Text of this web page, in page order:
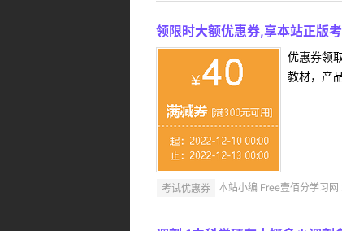
领限时大额优惠券,享本站正版
优惠券领
教材，产
考试优惠券 本站小编 Free壹佰分学习